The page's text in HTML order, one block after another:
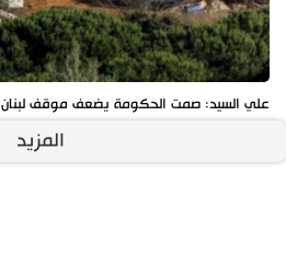
علي السيد: صمت الحكومة يضعف موقف لبنان
المزيد